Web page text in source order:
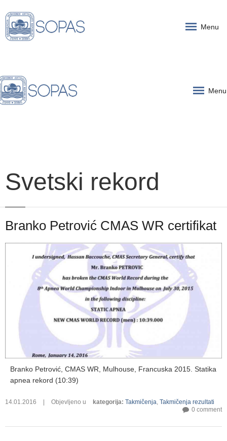
Menu
Menu
Svetski rekord
Branko Petrović CMAS WR certifikat
Branko Petrović, CMAS WR, Mulhouse, Francuska 2015. Statika
apnea rekord (10:39)
14.01.2016 Objevljeno u kategorija: Takmičenja, Takmičenja rezultati
0 comment